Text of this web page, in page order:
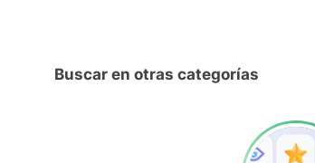
Buscar en otras categorías